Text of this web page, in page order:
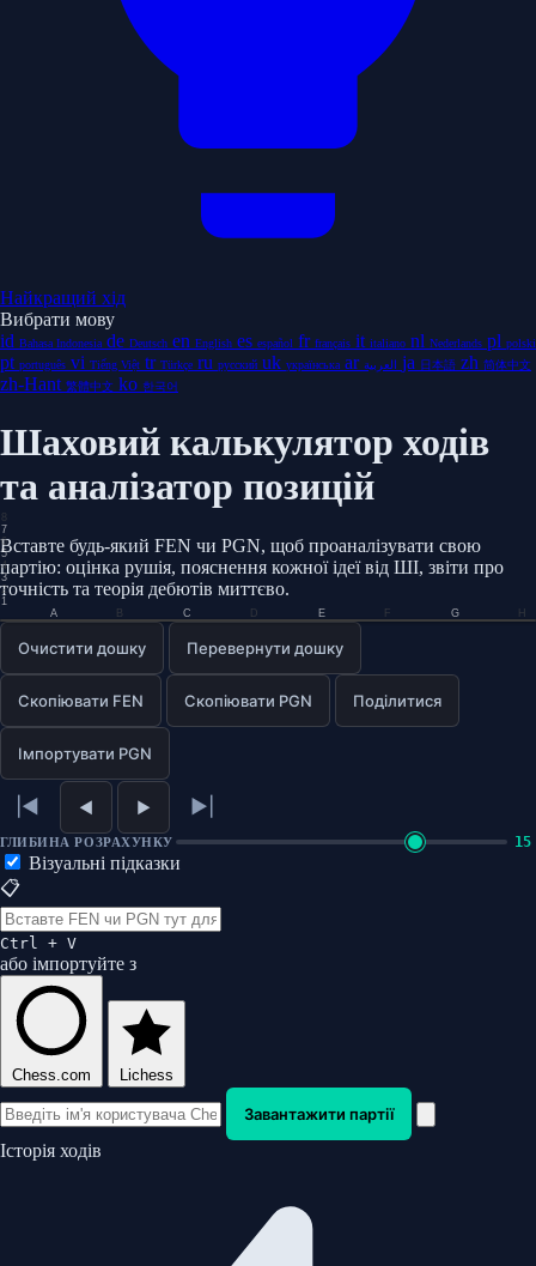
Найкращий хід
Вибрати мову
id Bahasa Indonesia de Deutsch en English es español fr français it italiano nl Nederlands pl polski
pt português vi Tiếng Việt tr Türkçe ru русский uk українська ar العربية ja 日本語 zh 简体中文
zh-Hant 繁體中文 ko 한국어
Шаховий калькулятор ходів
та аналізатор позицій
Вставте будь-який FEN чи PGN, щоб проаналізувати свою
партію: оцінка рушія, пояснення кожної ідеї від ШІ, звіти про
точність та теорія дебютів миттєво.
0.0
1
2
3
4
5
6
7
A B C D E F G H
Очистити дошку Перевернути дошку
Скопіювати FEN Скопіювати PGN Поділитися
Імпортувати PGN
|◄ ◄ ► ►|
ГЛИБИНА РОЗРАХУНКУ 15
Візуальні підказки
📋
Ctrl + V
або імпортуйте з
Chess.com Lichess
Завантажити партії
Історія ходів